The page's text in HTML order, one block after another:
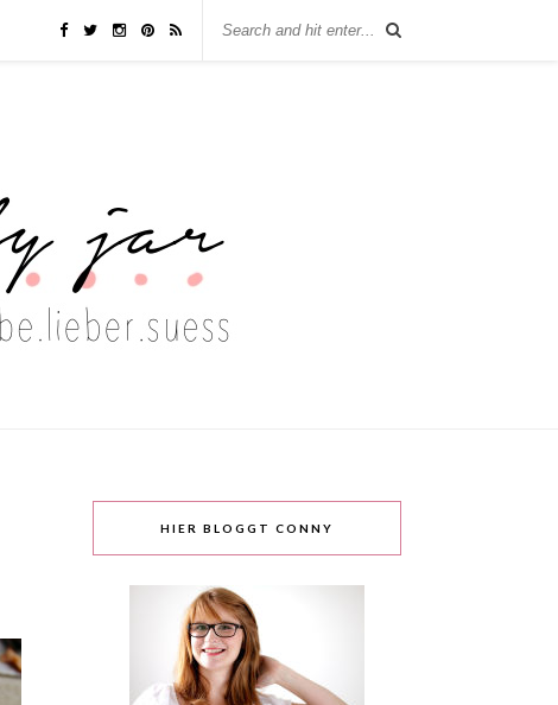
HIER BLOGGT CONNY